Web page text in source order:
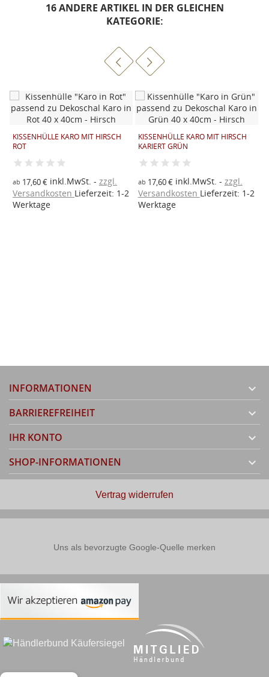
16 ANDERE ARTIKEL IN DER GLEICHEN
KATEGORIE:
KISSENHÜLLE KARO MIT HIRSCH
ROT
ab 17,60 €inkl.MwSt.
zzgl.
Versandkosten Lieferzeit: 1-2
Werktage
KISSENHÜLLE KARO MIT HIRSCH
KARIERT GRÜN
ab 17,60 €inkl.MwSt.
zzgl.
Versandkosten Lieferzeit: 1-2
Werktage
INFORMATIONEN 
BARRIEREFREIHEIT 
IHR KONTO 
SHOP-INFORMATIONEN 
Vertrag widerrufen
Uns als bevorzugte Google-Quelle merken